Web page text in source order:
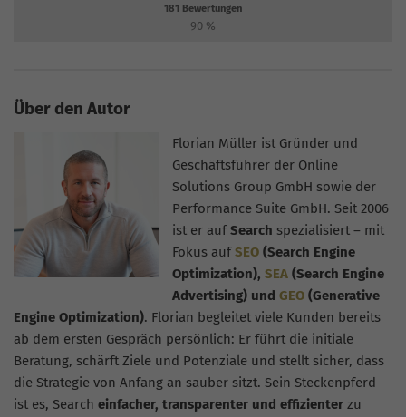
181 Bewertungen
90 %
Über den Autor
Florian Müller ist Gründer und
Geschäftsführer der Online
Solutions Group GmbH sowie der
Performance Suite GmbH. Seit 2006
ist er aufSearch spezialisiert – mit
Fokus aufSEO (Search Engine
Optimization), SEA (Search Engine
Advertising) und GEO (Generative
Engine Optimization). Florian begleitet viele Kunden bereits
ab dem ersten Gespräch persönlich: Er führt die initiale
Beratung, schärft Ziele und Potenziale und stellt sicher, dass
die Strategie von Anfang an sauber sitzt. Sein Steckenpferd
ist es, Search einfacher, transparenter und effizienter zu